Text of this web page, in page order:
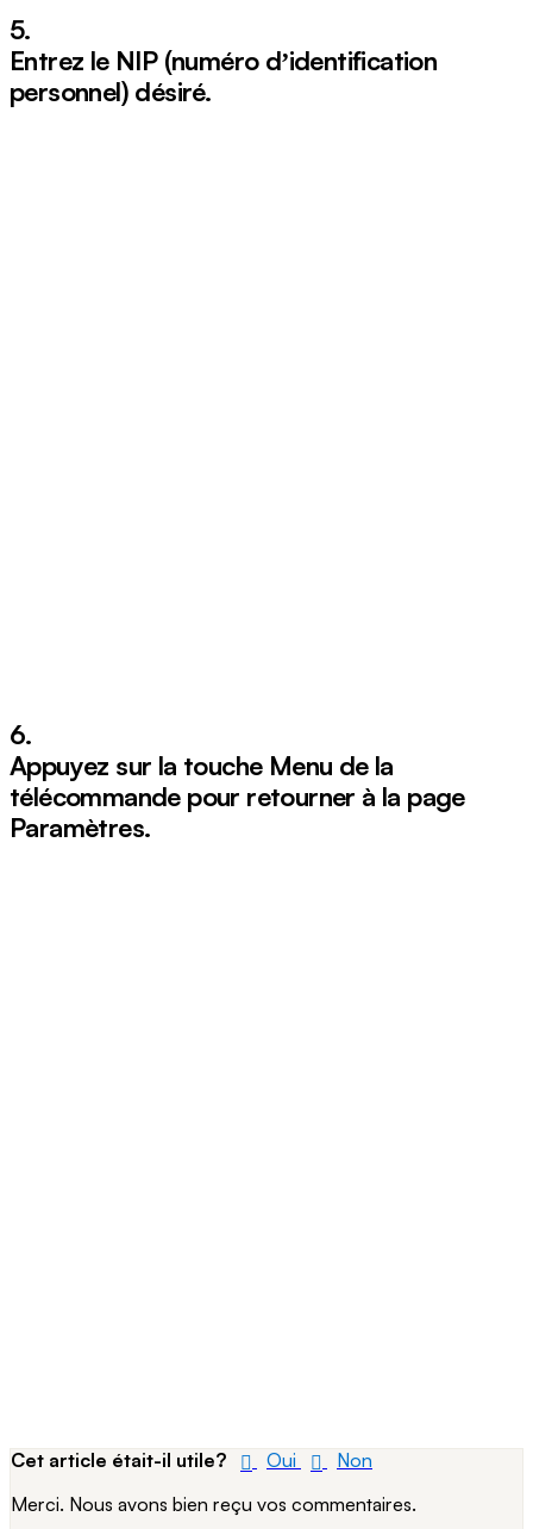
5.
Entrez le NIP (numéro dʼidentification
personnel) désiré.
6.
Appuyez sur la touche Menu de la
télécommande pour retourner à la page
Paramètres.
Cet article était-il utile? Oui
Non
Merci. Nous avons bien reçu vos commentaires.